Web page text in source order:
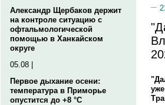
Александр Щербаков держит
на контроле ситуацию с
офтальмологической
помощью в Ханкайском
округе
05.08 |
Первое дыхание осени:
температура в Приморье
опустится до +8 °C